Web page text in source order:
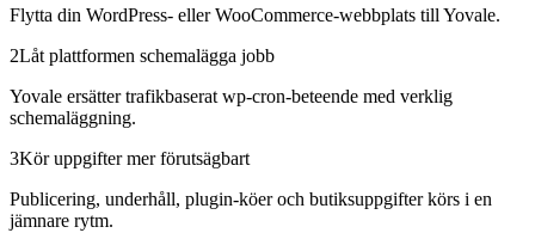
Flytta din WordPress- eller WooCommerce-webbplats till Yovale.
2Låt plattformen schemalägga jobb
Yovale ersätter trafikbaserat wp-cron-beteende med verklig
schemaläggning.
3Kör uppgifter mer förutsägbart
Publicering, underhåll, plugin-köer och butiksuppgifter körs i en
jämnare rytm.